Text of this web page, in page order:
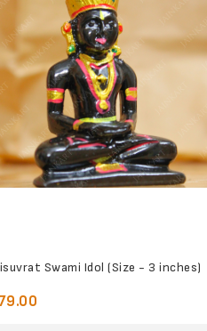
Swami Idol (Size - 3 inches)